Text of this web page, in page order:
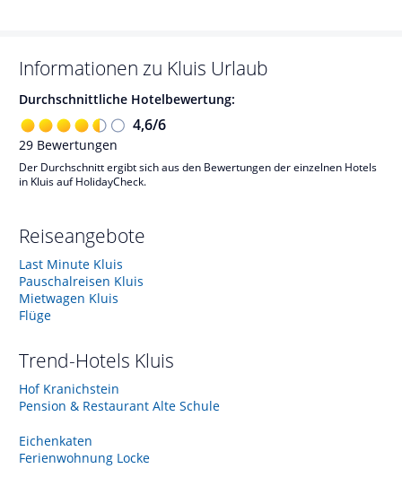
Informationen zu Kluis Urlaub
Durchschnittliche Hotelbewertung:
4,6/6
29 Bewertungen
Der Durchschnitt ergibt sich aus den Bewertungen der einzelnen Hotels
in Kluis auf HolidayCheck.
Reiseangebote
Last Minute Kluis
Pauschalreisen Kluis
Mietwagen Kluis
Flüge
Trend-Hotels Kluis
Hof Kranichstein
Pension & Restaurant Alte Schule
Eichenkaten
Ferienwohnung Locke